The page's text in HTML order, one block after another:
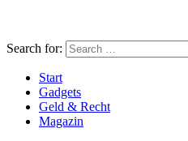
Search for:
Start
Gadgets
Geld & Recht
Magazin